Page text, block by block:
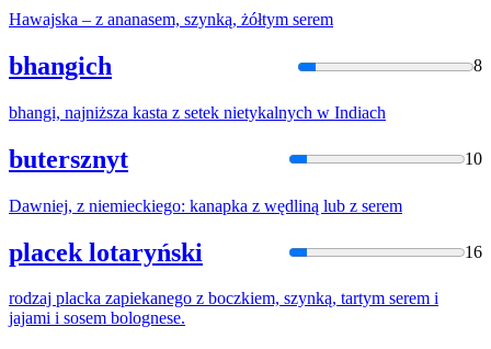
Hawajska – z ananasem, szynką, żółtym serem
bhangich 8
bhangi, najniższa kasta z setek nietykalnych w Indiach
butersznyt 10
Dawniej, z niemieckiego: kanapka z wędliną lub z serem
placek lotaryński 16
rodzaj placka zapiekanego z boczkiem, szynką, tartym serem i
jajami i sosem bolognese.